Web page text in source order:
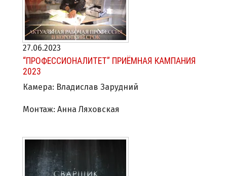
27.06.2023
“ПРОФЕССИОНАЛИТЕТ” ПРИЁМНАЯ КАМПАНИЯ
2023
Камера: Владислав Зарудний
Монтаж: Анна Ляховская